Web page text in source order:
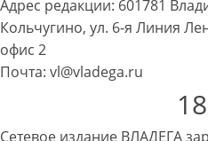
Адрес редакции: 601781
Кольчугино, ул. 6-я Линия
офис 2
Почта: vl@vladega.ru
Сетевое издание ВЛАДЕГА